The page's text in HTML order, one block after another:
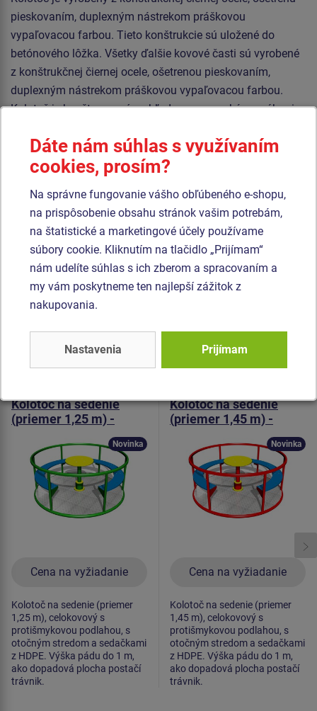
pieskovaním, duplexným nástrekom práškovou
vypaľovacou farbou. Tieto konštrukcie sú uložené do
betónového lôžka. Všetky ďalšie kovové časti sú vyrobené
z konštrukčnej čiernej ocele, ošetrenou pieskovaním,
duplexným nástrekom práškovou vypaľovacou farbou.
Kolotoč je konštruovaný s ohľadom na vysoké namáhanie
Kolotoč je konštruovaný s ohľadom na vysoké namáhanie
a dlhú životnosť. Otočný stred a sedačky sú vyrobené z
vysoko kvalitného plastu HDPE (celoprefarbený polyetylén
s vysokou hustotou, ktorýsa vyznačuje vysokou farebnou
stálosťou, odolnosťou proti UV žiarenia a hlavne
bezpečnosťou, pretože je nelámavý a nehrozí tak žiadne
nebezpečenstvo zranenia detí ostrými úlomkami). Podesta
je vyrobená z protišmykového plechu. Všetok spojovací
materiál je pozinkovaný alebo nerezový.
Podobný tovar
Kolotoč na sedenie
(priemer 1,25 m) -
Cena na vyžiadanie
Novinka
Kolotoč na sedenie (priemer
1,25 m), celokovový s
protišmykovou podlahou, s
otočným stredom a sedačkami
z HDPE. Výška pádu do 1 m,
ako dopadová plocha postačí
trávnik.
Kolotoč na sedenie
(priemer 1,45 m) -
Cena na vyžiadanie
Novinka
Kolotoč na sedenie (priemer
1,45 m), celokovový s
protišmykovou podlahou, s
otočným stredom a sedačkami
z HDPE. Výška pádu do 1 m,
ako dopadová plocha postačí
trávnik.
Dáte nám súhlas s využívaním
cookies, prosím?
Na správne fungovanie vášho obľúbeného e-shopu,
na prispôsobenie obsahu stránok vašim potrebám,
na štatistické a marketingové účely používame
súbory cookie. Kliknutím na tlačidlo „Prijímam“
nám udelíte súhlas s ich zberom a spracovaním a
my vám poskytneme ten najlepší zážitok z
nakupovania.
Nastavenia Prijímam